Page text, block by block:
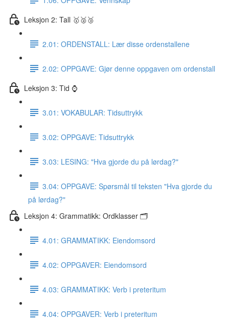
Leksjon 2: Tall 🥇🥈🥉
2.01: ORDENSTALL: Lær disse ordenstallene
2.02: OPPGAVE: Gjør denne oppgaven om ordenstall
Leksjon 3: Tid ⌚️
3.01: VOKABULAR: Tidsuttrykk
3.02: OPPGAVE: Tidsuttrykk
3.03: LESING: "Hva gjorde du på lørdag?"
3.04: OPPGAVE: Spørsmål til teksten "Hva gjorde du
på lørdag?"
Leksjon 4: Grammatikk: Ordklasser 🗂
4.01: GRAMMATIKK: Eiendomsord
4.02: OPPGAVER: Eiendomsord
4.03: GRAMMATIKK: Verb i preteritum
4.04: OPPGAVER: Verb i preteritum